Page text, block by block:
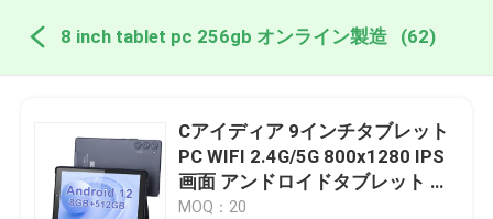
8 inch tablet pc 256gb オンライン製造 (62)
Cアイディア 9インチタブレット
PC WIFI 2.4G/5G 800x1280 IPS
画面 アンドロイドタブレット 電
話通話サポート デュアルカメラ
MOQ：20